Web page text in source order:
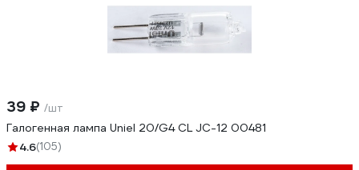
39 ₽ /шт
Галогенная лампа Uniel 20/G4 CL JC-12 00481
4.6(105)